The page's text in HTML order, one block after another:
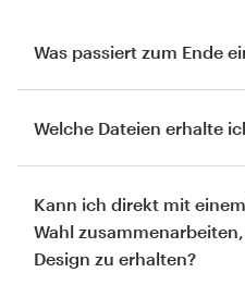
Was passiert zum Ende
Welche Dateien erhalte
Kann ich direkt mit
Wahl
Design zu erhalten?